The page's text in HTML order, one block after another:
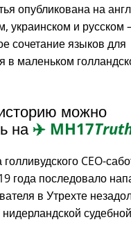
опубликована на
украинском и
сочетание языков для
в маленьком
можно
на ✈️ MH17
CEO-
года последовало
в Утрехте